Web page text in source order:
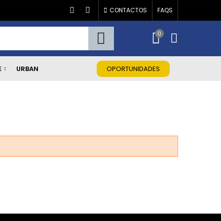
CONTACTOS FAQS
0
URBAN OPORTUNIDADES